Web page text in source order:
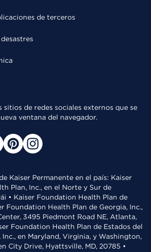
de terceros
sitios de redes sociales externos que se
ventana del navegador.
Kaiser Permanente en el país: Kaiser
Plan, Inc., en el Norte y Sur de
• Kaiser Foundation Health Plan de
Foundation Health Plan de Georgia, Inc.,
3495 Piedmont Road NE, Atlanta,
Foundation Health Plan de Estados del
en Maryland, Virginia, y Washington,
City Drive, Hyattsville, MD, 20785 •